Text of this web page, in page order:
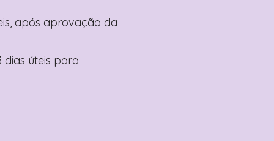
após aprovação da
dias úteis para